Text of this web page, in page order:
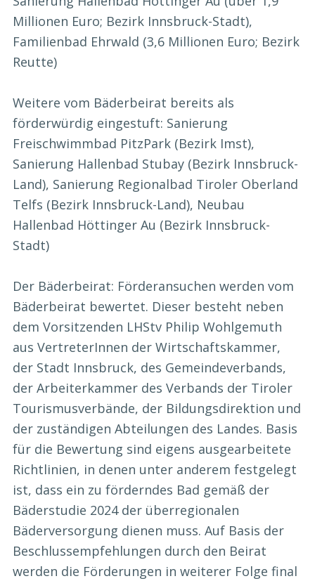
Millionen Euro; Bezirk Innsbruck-Stadt),
Familienbad Ehrwald (3,6 Millionen Euro; Bezirk
Reutte)
Weitere vom Bäderbeirat bereits als
förderwürdig eingestuft: Sanierung
Freischwimmbad PitzPark (Bezirk Imst),
Sanierung Hallenbad Stubay (Bezirk Innsbruck-
Land), Sanierung Regionalbad Tiroler Oberland
Telfs (Bezirk Innsbruck-Land), Neubau
Hallenbad Höttinger Au (Bezirk Innsbruck-
Stadt)
Der Bäderbeirat: Förderansuchen werden vom
Bäderbeirat bewertet. Dieser besteht neben
dem Vorsitzenden LHStv Philip Wohlgemuth
aus VertreterInnen der Wirtschaftskammer,
der Stadt Innsbruck, des Gemeindeverbands,
der Arbeiterkammer des Verbands der Tiroler
Tourismusverbände, der Bildungsdirektion und
der zuständigen Abteilungen des Landes. Basis
für die Bewertung sind eigens ausgearbeitete
Richtlinien, in denen unter anderem festgelegt
ist, dass ein zu förderndes Bad gemäß der
Bäderstudie 2024 der überregionalen
Bäderversorgung dienen muss. Auf Basis der
Beschlussempfehlungen durch den Beirat
werden die Förderungen in weiterer Folge final